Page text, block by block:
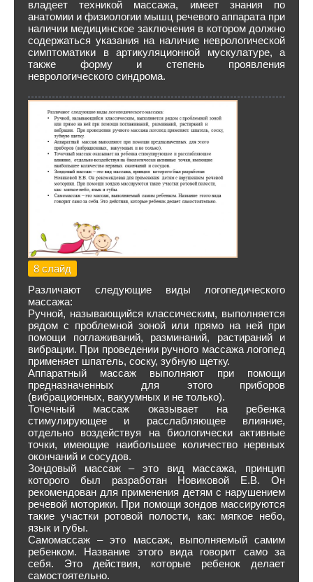
владеет техникой массажа, имеет знания по
анатомии и физиологии мышц речевого аппарата при
наличии медицинское заключения в котором должно
содержаться указания на наличие неврологической
симптоматики в артикуляционной мускулатуре, а
также форму и степень проявления
неврологического синдрома.
8 слайд
Различают следующие виды логопедического
массажа:
Ручной, называющийся классическим, выполняется
рядом с проблемной зоной или прямо на ней при
помощи поглаживаний, разминаний, растираний и
вибрации. При проведении ручного массажа логопед
применяет шпатель, соску, зубную щетку.
Аппаратный массаж выполняют при помощи
предназначенных для этого приборов
(вибрационных, вакуумных и не только).
Точечный массаж оказывает на ребенка
стимулирующее и расслабляющее влияние,
отдельно воздействуя на биологически активные
точки, имеющие наибольшее количество нервных
окончаний и сосудов.
Зондовый массаж – это вид массажа, принцип
которого был разработан Новиковой Е.В. Он
рекомендован для применения детям с нарушением
речевой моторики. При помощи зондов массируются
такие участки ротовой полости, как: мягкое небо,
язык и губы.
Самомассаж – это массаж, выполняемый самим
ребенком. Название этого вида говорит само за
себя. Это действия, которые ребенок делает
самостоятельно.